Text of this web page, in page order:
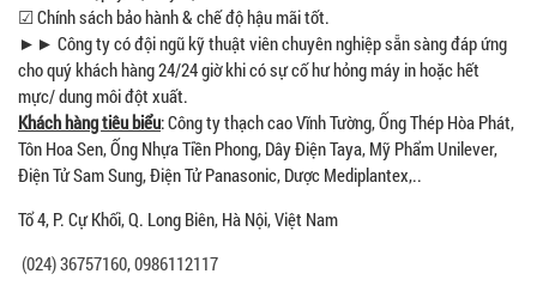
☑ Chính sách bảo hành & chế độ hậu mãi tốt.
►► Công ty có đội ngũ kỹ thuật viên chuyên nghiệp sẵn sàng đáp ứng
cho quý khách hàng 24/24 giờ khi có sự cố hư hỏng máy in hoặc hết
mực/ dung môi đột xuất.
Khách hàng tiêu biểu: Công ty thạch cao Vĩnh Tường, Ống Thép Hòa Phát,
Tôn Hoa Sen, Ống Nhựa Tiền Phong, Dây Điện Taya, Mỹ Phẩm Unilever,
Điện Tử Sam Sung, Điện Tử Panasonic, Dược Mediplantex,..
Tổ 4, P. Cự Khối, Q. Long Biên, Hà Nội, Việt Nam
(024) 36757160,0986112117